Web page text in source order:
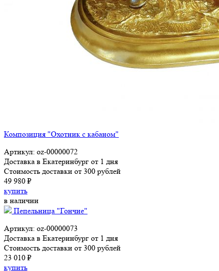
Композиция "Охотник с кабаном"
Артикул: oz-00000072
Доставка в Екатеринбург от 1 дня
Стоимость доставки от 300 рублей
49 980 ₽
купить
в наличии
Пепельница "Гончие"
Артикул: oz-00000073
Доставка в Екатеринбург от 1 дня
Стоимость доставки от 300 рублей
23 010 ₽
купить